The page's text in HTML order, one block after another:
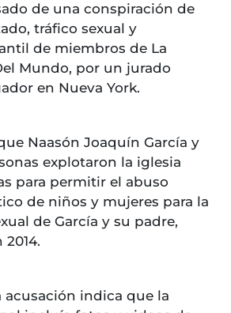
de una conspiración de
tráfico sexual y
de miembros de La
Mundo, por un jurado
en Nueva York.
Naasón Joaquín García y
explotaron la iglesia
para permitir el abuso
de niños y mujeres para la
de García y su padre,
acusación indica que la